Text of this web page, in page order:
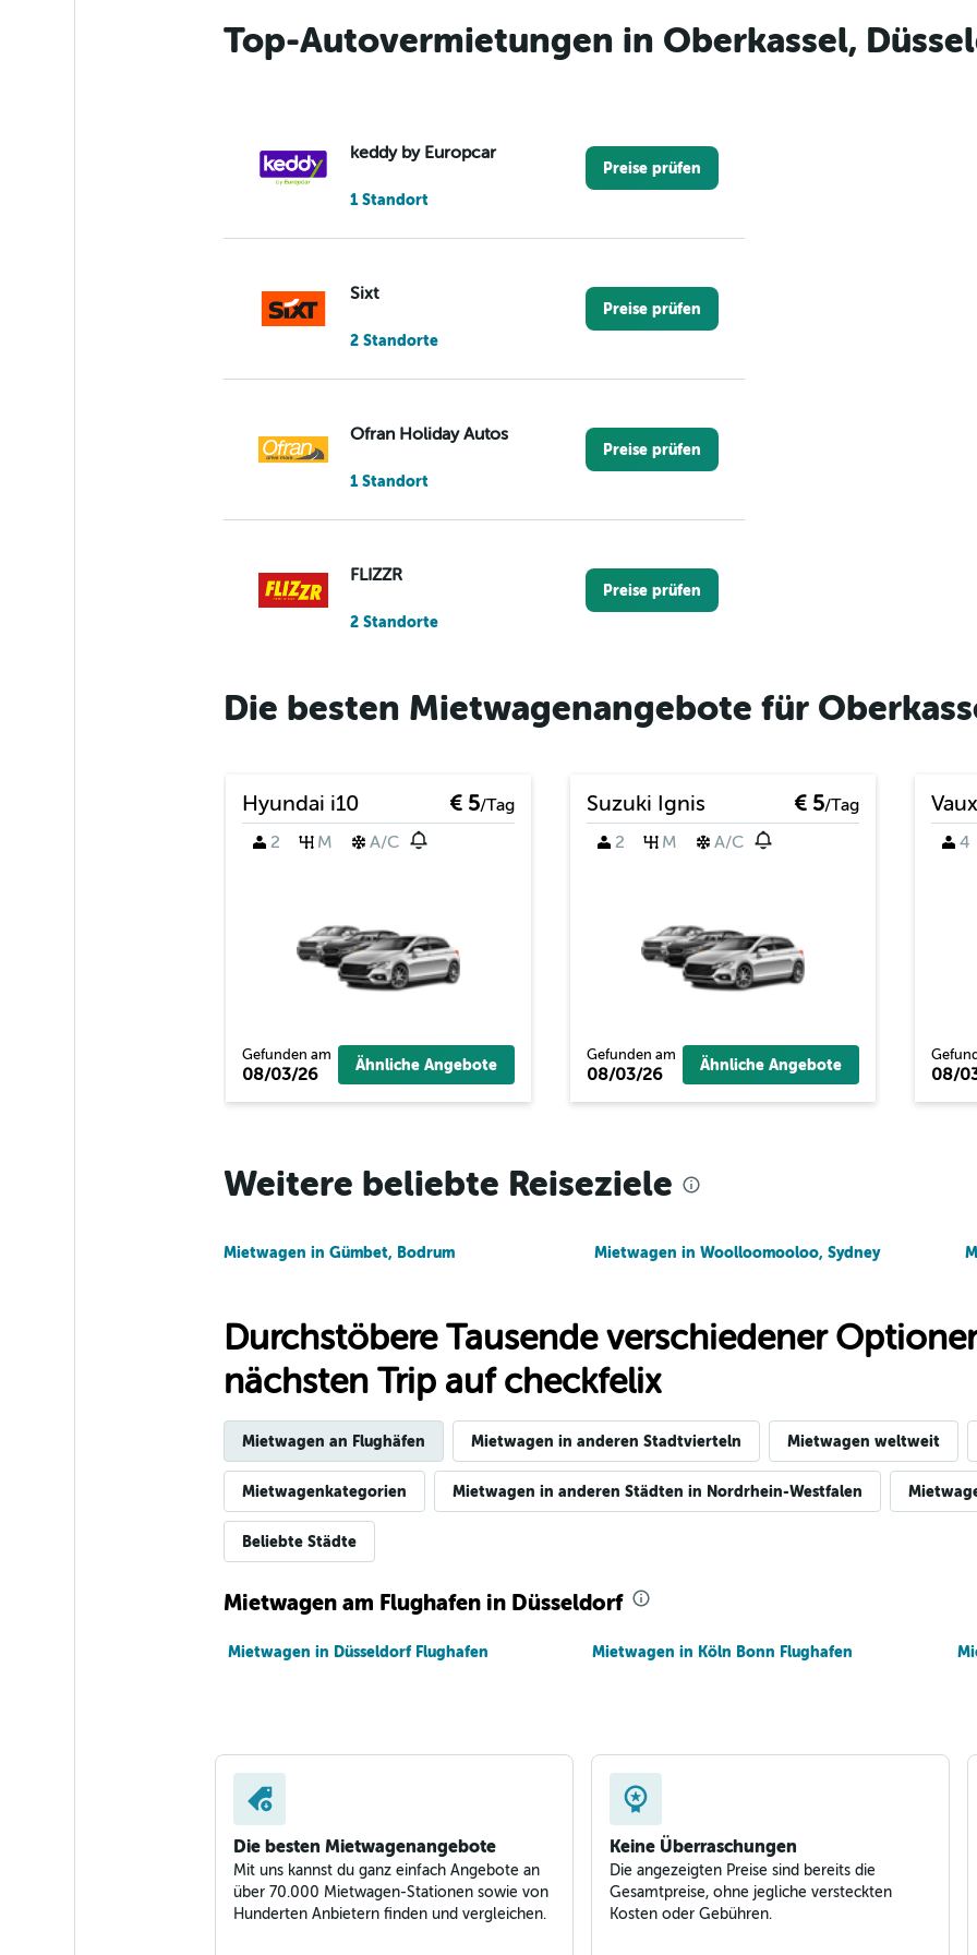
Top-Autovermietungen in Oberkassel,
keddy by Europcar
1 Standort
Preise prüfen
Sixt
2 Standorte
Preise prüfen
Ofran Holiday Autos
1 Standort
Preise prüfen
FLIZZR
2 Standorte
Preise prüfen
Shouqi
Preise prüfen
Sunnycars
Die besten Mietwagenangebote für
Hyundai i10 € 5/Tag
2
M A/C
Gefunden am
08/03/26 Ähnliche Angebote
Suzuki Ignis € 5/Tag
2
M A/C
Gefunden am
08/03/26 Ähnliche Angebote
4
08/
Weitere beliebte Reiseziele
Mietwagen in Gümbet, Bodrum Mietwagen in Woolloomooloo, Sydney
Durchstöbere Tausende verschiedener
nächsten Trip auf checkfelix
Mietwagen an Flughäfen Mietwagen in anderen Stadtvierteln Mietwagen weltweit
Mietwagenkategorien Mietwagen in anderen Städten in Nordrhein-Westfalen
Beliebte Städte
Mietwagen am Flughafen in Düsseldorf
Mietwagen in Düsseldorf Flughafen Mietwagen in Köln Bonn Flughafen
Die besten Mietwagenangebote
Mit uns kannst du ganz einfach Angebote an
über 70.000 Mietwagen-Stationen sowie von
Hunderten Anbietern finden und vergleichen.
Keine Überraschungen
Die angezeigten Preise sind bereits die
Gesamtpreise, ohne jegliche versteckten
Kosten oder Gebühren.